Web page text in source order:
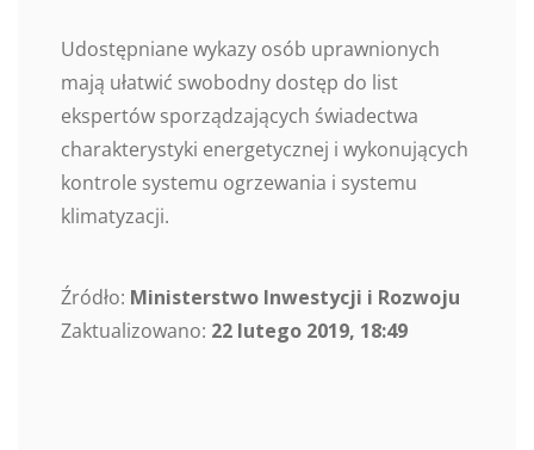
Udostępniane wykazy osób uprawnionych
mają ułatwić swobodny dostęp do list
ekspertów sporządzających świadectwa
charakterystyki energetycznej i wykonujących
kontrole systemu ogrzewania i systemu
klimatyzacji.
Źródło: Ministerstwo Inwestycji i Rozwoju
Zaktualizowano: 22 lutego 2019, 18:49